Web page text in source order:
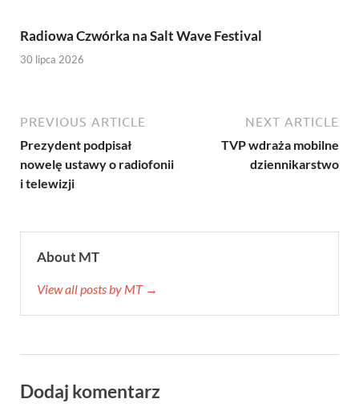
Radiowa Czwórka na Salt Wave Festival
30 lipca 2026
PREVIOUS ARTICLE
Prezydent podpisał
nowelę ustawy o radiofonii
i telewizji
NEXT ARTICLE
TVP wdraża mobilne
dziennikarstwo
About MT
View all posts by MT →
Dodaj komentarz